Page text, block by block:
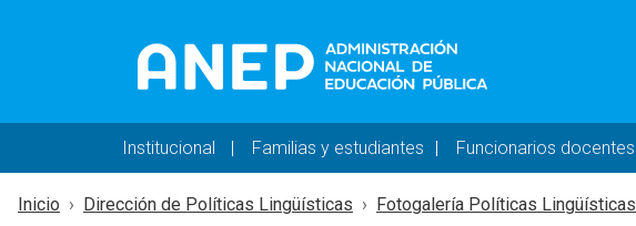
Navegación principal - DESKTOP
Institucional Familias y estudiantes Funcionarios docentes
Inicio Dirección de Políticas Lingüísticas Fotogalería Políticas Lingüísticas